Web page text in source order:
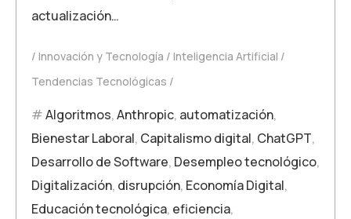
actualización…
Innovación y Tecnología
Inteligencia Artificial
Tendencias Tecnológicas
Algoritmos,Anthropic, automatización,
Bienestar Laboral, Capitalismo digital, ChatGPT,
Desarrollo de Software, Desempleo tecnológico,
Digitalización, disrupción, Economía Digital,
Educación tecnológica, eficiencia,